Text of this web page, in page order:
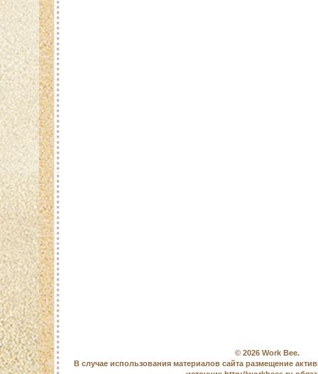
© 2026 Work Bee.
В случае использования материалов сайта размещение